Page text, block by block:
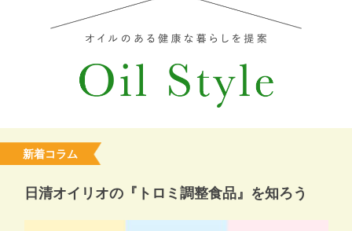
新着コラム
日清オイリオの『トロミ調整食品』を知ろう